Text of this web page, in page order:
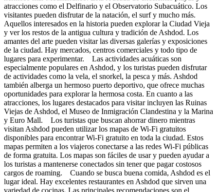
atracciones como el Delfinario y el Observatorio Subacuático. Los
visitantes pueden disfrutar de la natación, el surf y mucho más.
Aquellos interesados en la historia pueden explorar la Ciudad Vieja
y ver los restos de la antigua cultura y tradición de Ashdod. Los
amantes del arte pueden visitar las diversas galerías y exposiciones
de la ciudad. Hay mercados, centros comerciales y todo tipo de
lugares para experimentar. Las actividades acuáticas son
especialmente populares en Ashdod, y los turistas pueden disfrutar
de actividades como la vela, el snorkel, la pesca y más. Ashdod
también alberga un hermoso puerto deportivo, que ofrece muchas
oportunidades para explorar la hermosa costa. En cuanto a las
atracciones, los lugares destacados para visitar incluyen las Ruinas
Viejas de Ashdod, el Museo de Inmigración Clandestina y la Marina
y Euro Mall. Los turistas que buscan ahorrar dinero mientras
visitan Ashdod pueden utilizar los mapas de Wi-Fi gratuitos
disponibles para encontrar Wi-Fi gratuito en toda la ciudad. Estos
mapas permiten a los viajeros conectarse a las redes Wi-Fi públicas
de forma gratuita. Los mapas son fáciles de usar y pueden ayudar a
los turistas a mantenerse conectados sin tener que pagar costosos
cargos de roaming. Cuando se busca buena comida, Ashdod es el
lugar ideal. Hay excelentes restaurantes en Ashdod que sirven una
variedad de cocinas. Las principales recomendaciones son el